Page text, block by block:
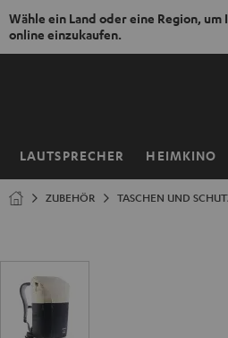
Wähle ein Land oder eine Region,
online einzukaufen.
ZUM
LAUTSPRECHER HEIMKINO
Startseite
ZUBEHÖR TASCHEN UND